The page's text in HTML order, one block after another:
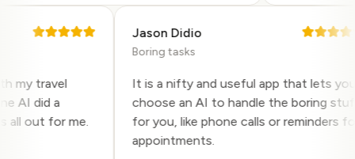
my travel
AI did a
all out for me.
Jason Didio
Boring tasks
It is a nifty and useful app that lets
choose an AI to handle the boring
for you, like phone calls or
appointments.